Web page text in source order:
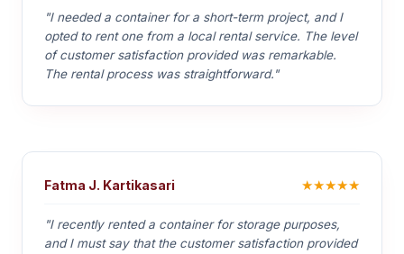
"I needed a container for a short-term project, and I
opted to rent one from a local rental service. The level
of customer satisfaction provided was remarkable.
The rental process was straightforward."
Fatma J. Kartikasari ★★★★★
"I recently rented a container for storage purposes,
and I must say that the customer satisfaction provided